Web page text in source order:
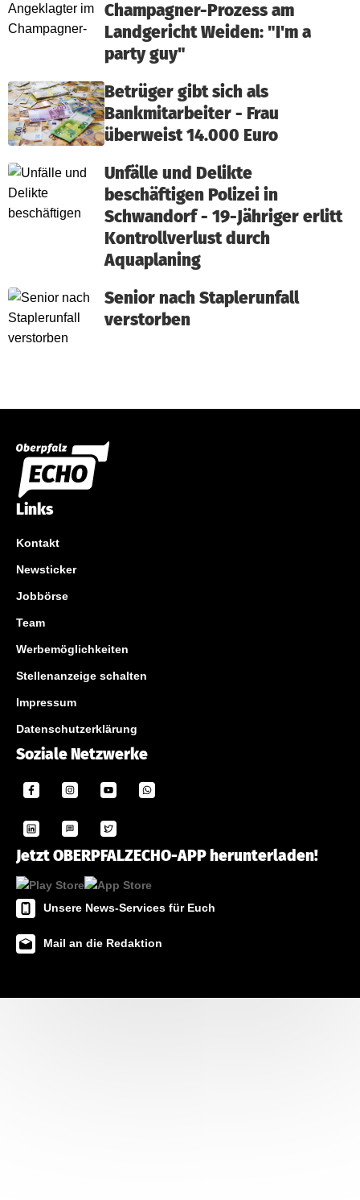
Champagner-Prozess am
Landgericht Weiden: "I'm a
party guy"
Betrüger gibt sich als
Bankmitarbeiter - Frau
überweist 14.000 Euro
Unfälle und Delikte
beschäftigen Polizei in
Schwandorf - 19-Jähriger erlitt
Kontrollverlust durch
Aquaplaning
Senior nach Staplerunfall
verstorben
Links
Kontakt
Newsticker
Jobbörse
Team
Werbemöglichkeiten
Stellenanzeige schalten
Impressum
Datenschutzerklärung
Soziale Netzwerke
Jetzt OBERPFALZECHO-APP herunterladen!
Unsere News-Services für Euch
Mail an die Redaktion